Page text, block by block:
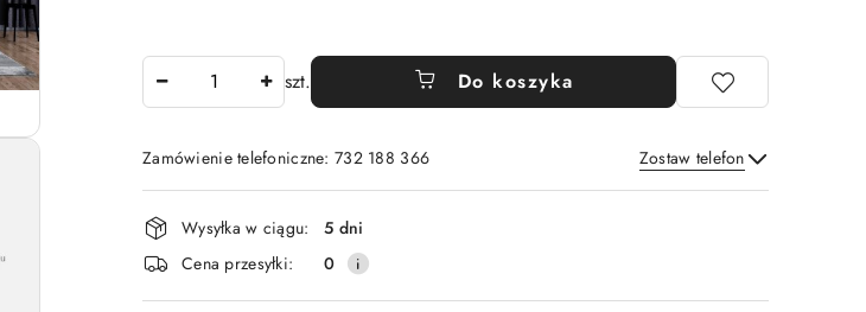
szt. Do koszyka
Zamówienie telefoniczne: 732 188 366 Zostaw telefon
Wyślij
Dostępność
i
dostawa
Wysyłka w ciągu:
5 dni
Cena przesyłki:
0